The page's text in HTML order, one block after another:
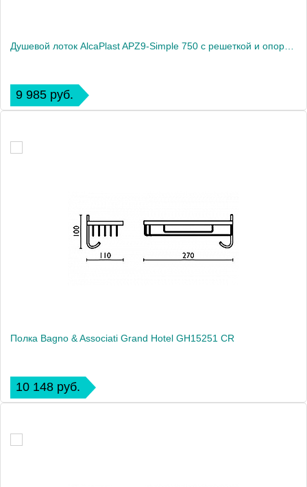
9 985 руб.
Полка Bagno & Associati Grand Hotel GH15251 CR
10 148 руб.